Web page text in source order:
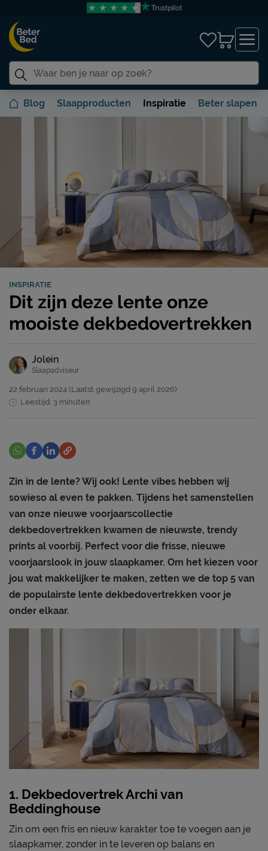
Blog Slaapproducten Inspiratie Beter slapen
INSPIRATIE
Dit zijn deze lente onze
mooiste dekbedovertrekken
Jolein
Slaapadviseur
22 februari 2024 (Laatst gewijzigd 9 april 2026)
Leestijd: 3 minuten
Zin in de lente? Wij ook! Lente vibes hebben wij
sowieso al even te pakken. Tijdens het samenstellen
van onze nieuwe voorjaarscollectie
dekbedovertrekken kwamen de nieuwste, trendy
prints al voorbij. Perfect voor die frisse, nieuwe
voorjaarslook in jouw slaapkamer. Om het kiezen voor
jou wat makkelijker te maken, zetten we de top 5 van
de populairste lente dekbedovertrekken voor je
onder elkaar.
1. Dekbedovertrek Archi van
Beddinghouse
Zin om een fris en nieuw karakter toe te voegen aan je
slaapkamer, zonder in te leveren op balans en